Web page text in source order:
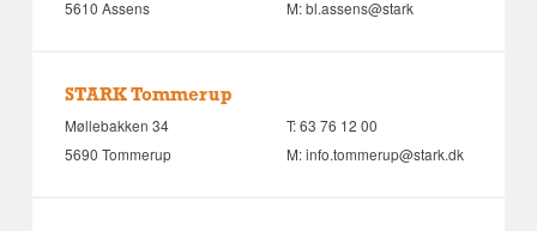
5610 Assens
M:bl.assens@stark
STARK Tommerup
Møllebakken 34
5690 Tommerup
T:63 76 12 00
M:info.tommerup@stark.dk